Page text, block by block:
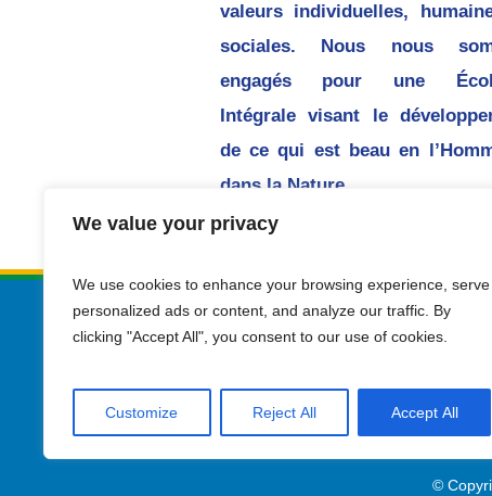
We value your privacy
We use cookies to enhance your browsing experience, serve
personalized ads or content, and analyze our traffic. By
clicking "Accept All", you consent to our use of cookies.
Customize Reject All Accept All
valeurs individuelles,
sociales. Nous nous
engagés pour une
Intégrale visant le
de ce qui est beau en
dans la Nature.
©